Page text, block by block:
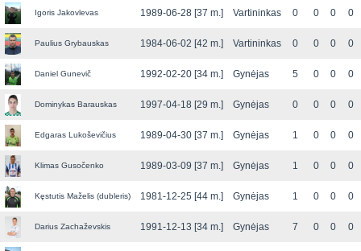
Igoris Jakovlevas 1989-06-28 [37 m.] Vartininkas 0 0 0 0
Paulius Grybauskas 1984-06-02 [42 m.] Vartininkas 0 0 0 0
Daniel Gunevič 1992-02-20 [34 m.] Gynėjas 5 0 0 0
Dominykas Barauskas 1997-04-18 [29 m.] Gynėjas 0 0 0 0
Edgaras Lukoševičius 1989-04-30 [37 m.] Gynėjas 1 0 0 0
Klimas Gusočenko 1989-03-09 [37 m.] Gynėjas 1 0 0 0
Kęstutis Maželis (dubleris) 1981-12-25 [44 m.] Gynėjas 1 0 0 0
Darius Zachaževskis 1991-12-13 [34 m.] Gynėjas 7 0 0 0